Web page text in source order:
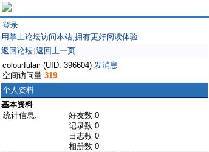
登录
用掌上论坛访问本站,拥有更好阅读体验
返回论坛 返回上一页
colourfulair (UID: 396604) 发消息
空间访问量 319
个人资料
基本资料
统计信息:
好友数 0
记录数 0
日志数 0
相册数 0